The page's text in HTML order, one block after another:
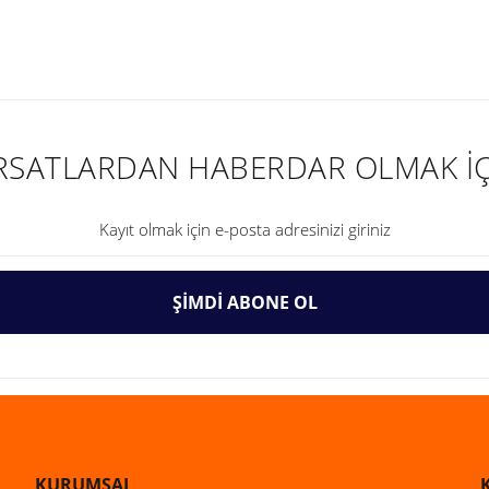
Gönder
HABERDAR OLMAK
ŞİMDİ ABONE OL